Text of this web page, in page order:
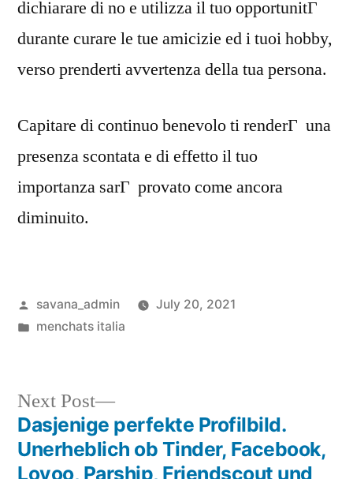
dichiarare di no e utilizza il tuo opportunitГ
durante curare le tue amicizie ed i tuoi hobby,
verso prenderti avvertenza della tua persona.
Capitare di continuo benevolo ti renderГ una
presenza scontata e di effetto il tuo
importanza sarГ provato come ancora
diminuito.
savana_admin
July 20, 2021
menchats italia
Next Post
Dasjenige perfekte Profilbild.
Unerheblich ob Tinder, Facebook,
Lovoo, Parship, Friendscout und